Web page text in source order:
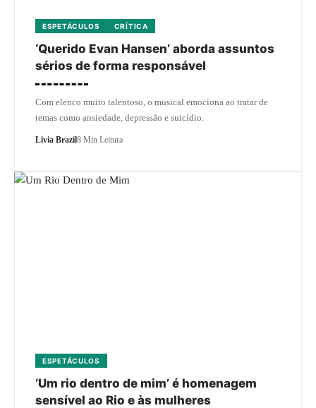
ESPETÁCULOS CRÍTICA
‘Querido Evan Hansen’ aborda assuntos
sérios de forma responsável
Com elenco muito talentoso, o musical emociona ao tratar de
temas como ansiedade, depressão e suicídio.
Livia Brazil8 Min Leitura
ESPETÁCULOS
‘Um rio dentro de mim’ é homenagem
sensível ao Rio e às mulheres